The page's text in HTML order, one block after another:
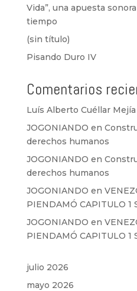
Vida”, una apuesta
tiempo
(sin título)
Pisando Duro IV
Comentarios
Luís Alberto Cuéllar Mejía
JOGONIANDO en
derechos humanos
JOGONIANDO en
derechos humanos
JOGONIANDO en
PIENDAMÓ CAPITULO 1
JOGONIANDO en
PIENDAMÓ CAPITULO 1
julio 2026
mayo 2026